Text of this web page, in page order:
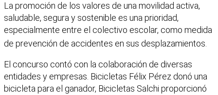
La promoción de los valores de una movilidad activa,
saludable, segura y sostenible es una prioridad,
especialmente entre el colectivo escolar, como medida
de prevención de accidentes en sus desplazamientos.
El concurso contó con la colaboración de diversas
entidades y empresas. Bicicletas Félix Pérez donó una
bicicleta para el ganador, Bicicletas Salchi proporcionó